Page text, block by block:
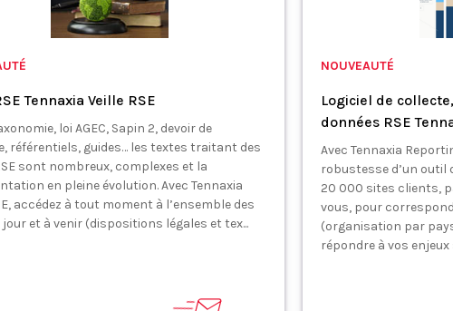
Tennaxia Veille RSE
loi AGEC, Sapin 2, devoir de
référentiels, guides… les textes traitant des
sont nombreux, complexes et la
en pleine évolution. Avec Tennaxia
accédez à tout moment à l’ensemble des
et à venir (dispositions légales et tex...
NOUVEAUTÉ
Logiciel de
données RSE
Avec Tennaxia
robustesse d’un outil
20 000 sites clients,
vous, pour
(organisation par
répondre à vos